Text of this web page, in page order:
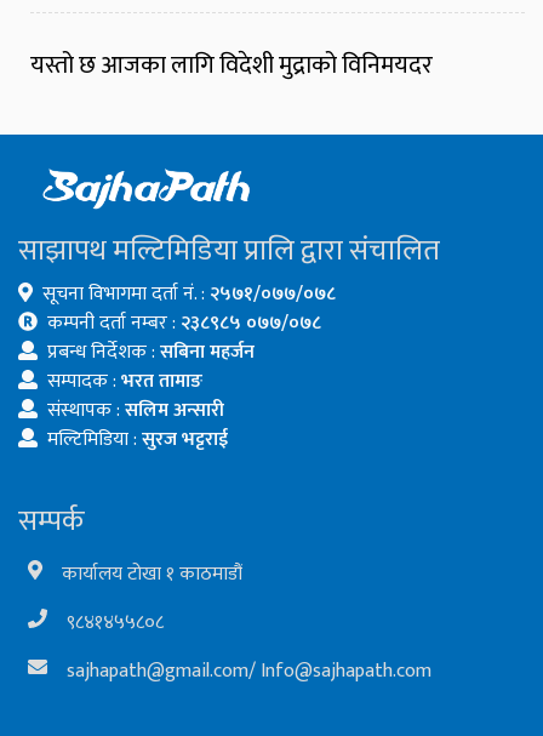
यस्तो छ आजका लागि विदेशी मुद्राको विनिमयदर
साझापथ मल्टिमिडिया प्रालि द्वारा संचालित
सूचना विभागमा दर्ता नं. : २५७१/०७७/०७८
कम्पनी दर्ता नम्बर : २३८९८५ ०७७/०७८
प्रबन्ध निर्देशक :सबिना महर्जन
सम्पादक :भरत तामाङ
संस्थापक :सलिम अन्सारी
मल्टिमिडिया :सुरज भट्टराई
सम्पर्क
कार्यालय टोखा १ काठमाडौं
९८४१४५५८०८
sajhapath@gmail.com/Info@sajhapath.com